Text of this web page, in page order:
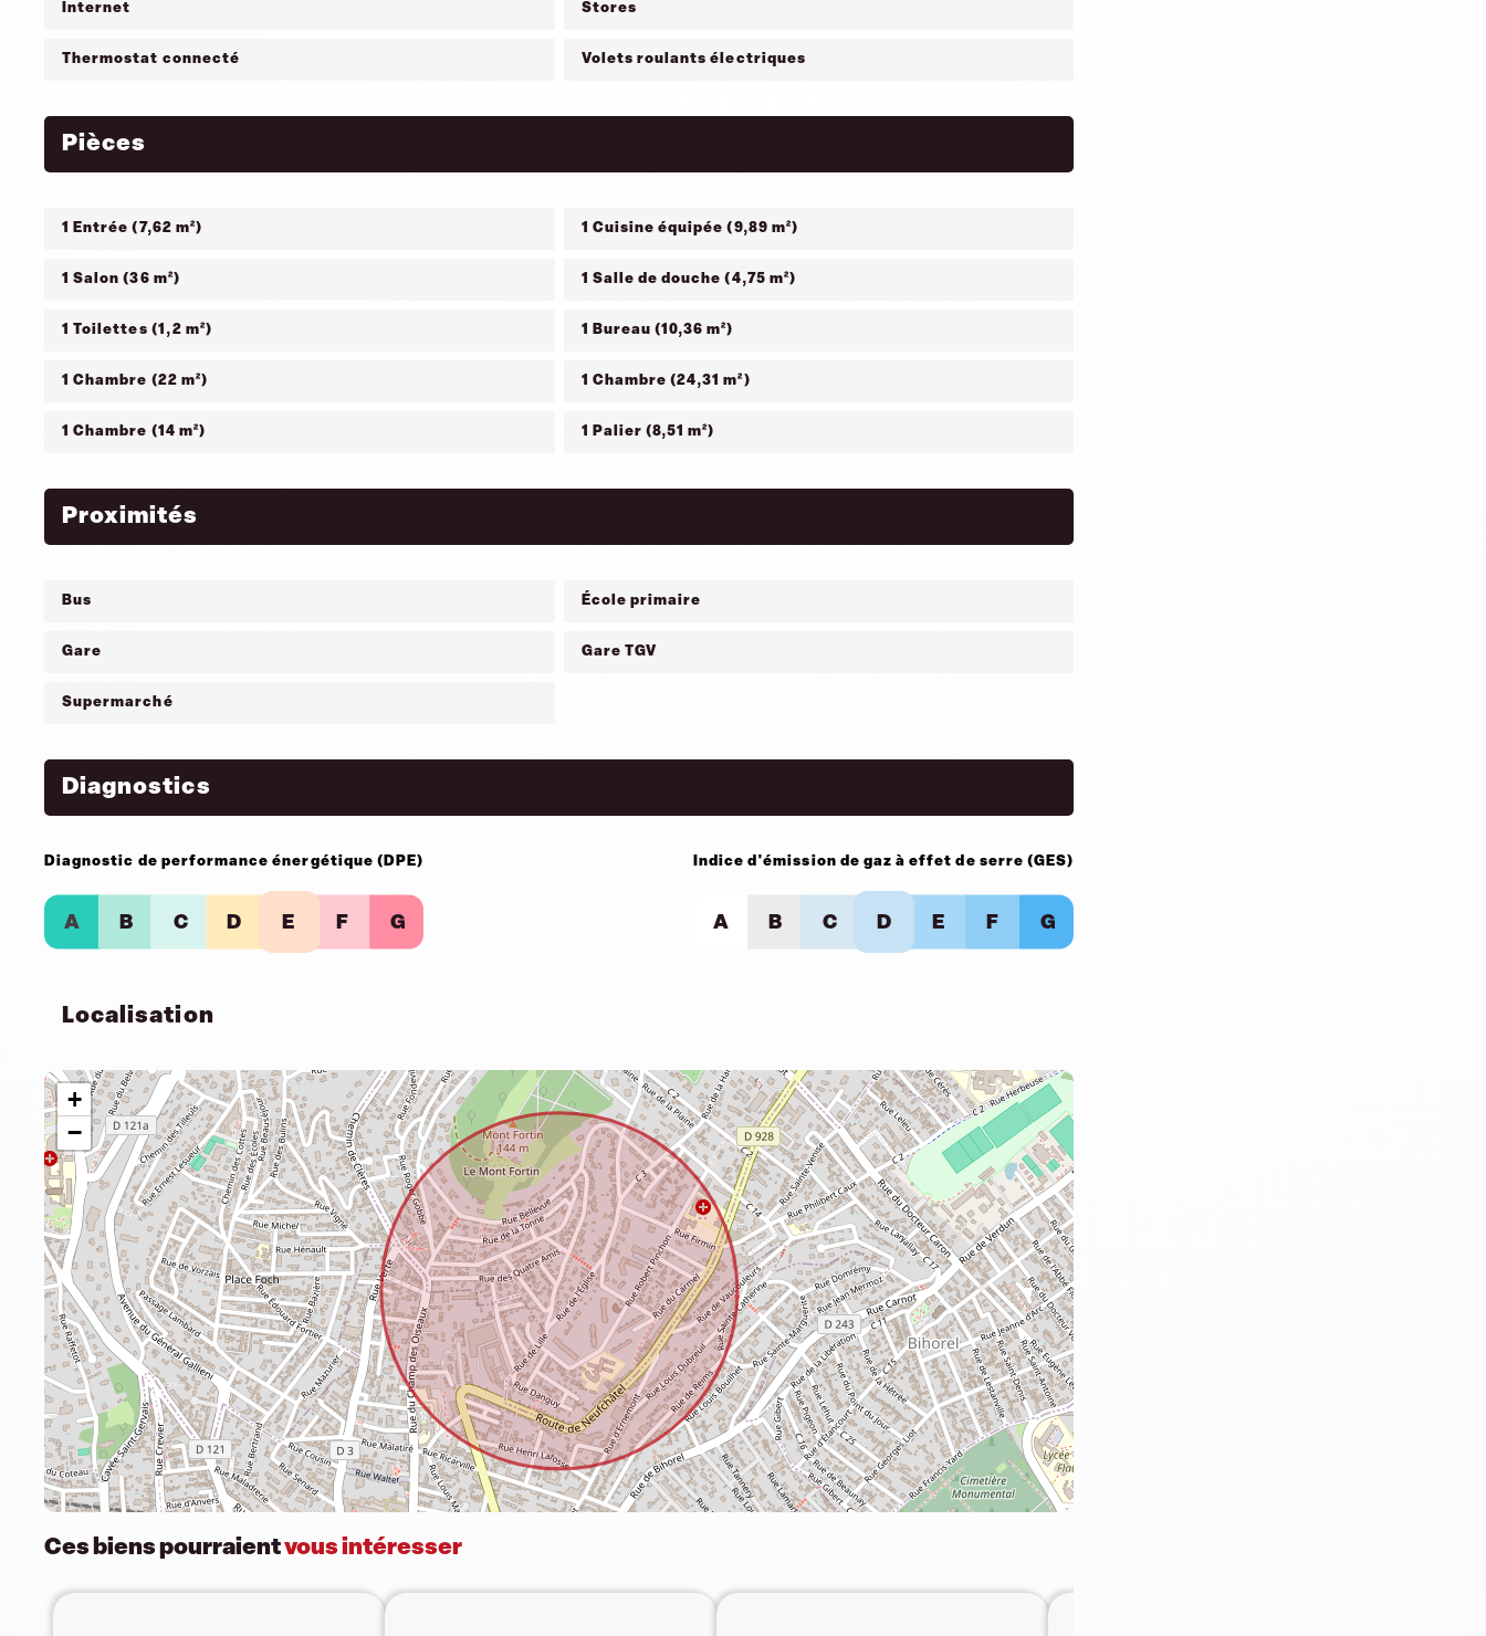
Internet Stores
Thermostat connecté Volets roulants électriques
Pièces
1 Entrée (7,62 m²) 1 Cuisine équipée (9,89 m²)
1 Salon (36 m²) 1 Salle de douche (4,75 m²)
1 Toilettes (1,2 m²) 1 Bureau (10,36 m²)
1 Chambre (22 m²) 1 Chambre (24,31 m²)
1 Chambre (14 m²) 1 Palier (8,51 m²)
Proximités
Bus École primaire
Gare Gare TGV
Supermarché
Diagnostics
Diagnostic de performance énergétique (DPE)
A B C D F G
E
Indice d'émission de gaz à effet de serre (GES)
A B C E F G
D
Localisation
+
−
Ces biens pourraientvous intéresser